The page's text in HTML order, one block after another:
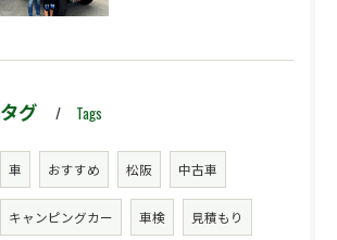
タグ Tags
車 おすすめ 松阪 中古車
キャンピングカー 車検 見積もり